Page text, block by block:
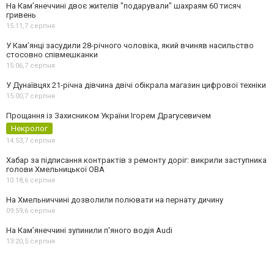
На Камʼянеччині двоє жителів "подарували" шахраям 60 тисяч
гривень
15:11, 7 серпня
У Камʼянці засудили 28-річного чоловіка, який вчиняв насильство
стосовно співмешканки
15:06, 7 серпня
У Дунаївцях 21-річна дівчина двічі обікрала магазин цифрової техніки
15:00, 7 серпня
Прощання із Захисником України Ігорем Драгусевичем
Некролог
14:53, 7 серпня
Хабар за підписання контрактів з ремонту доріг: викрили заступника
голови Хмельницької ОВА
10:18, 6 серпня
На Хмельниччині дозволили полювати на пернату дичину
09:59, 6 серпня
На Камʼянеччині зупинили п'яного водія Audi
13:20, 5 серпня